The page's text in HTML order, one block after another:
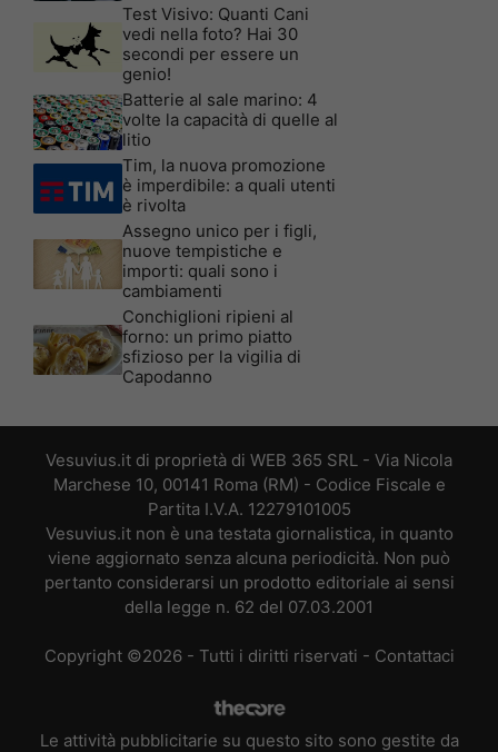
Test Visivo: Quanti Cani
vedi nella foto? Hai 30
secondi per essere un
genio!
Batterie al sale marino: 4
volte la capacità di quelle al
litio
Tim, la nuova promozione
è imperdibile: a quali utenti
è rivolta
Assegno unico per i figli,
nuove tempistiche e
importi: quali sono i
cambiamenti
Conchiglioni ripieni al
forno: un primo piatto
sfizioso per la vigilia di
Capodanno
Vesuvius.it di proprietà di WEB 365 SRL - Via Nicola
Marchese 10, 00141 Roma (RM) - Codice Fiscale e
Partita I.V.A. 12279101005
Vesuvius.it non è una testata giornalistica, in quanto
viene aggiornato senza alcuna periodicità. Non può
pertanto considerarsi un prodotto editoriale ai sensi
della legge n. 62 del 07.03.2001
Copyright ©2026 - Tutti i diritti riservati - Contattaci
Le attività pubblicitarie su questo sito sono gestite da